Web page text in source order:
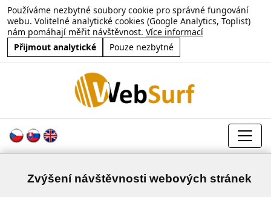
Používáme nezbytné soubory cookie pro správné fungování
webu. Volitelné analytické cookies (Google Analytics, Toplist)
nám pomáhají měřit návštěvnost. Více informací
Přijmout analytické
Pouze nezbytné
Zvýšení návštěvnosti webových stránek